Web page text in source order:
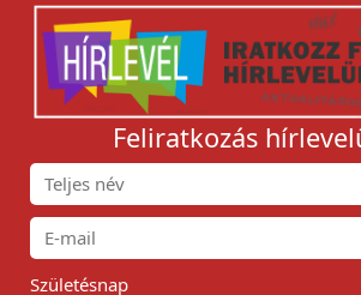
Feliratkozás
Születésnap